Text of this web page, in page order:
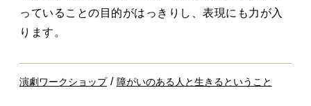
っていることの目的がはっきりし、表現にも力が入
ります。
演劇ワークショップ/ 障がいのある人と生きるということ